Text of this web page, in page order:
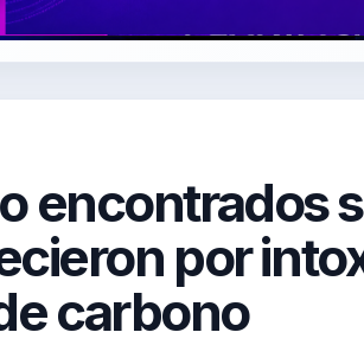
encontrados
por
carbono